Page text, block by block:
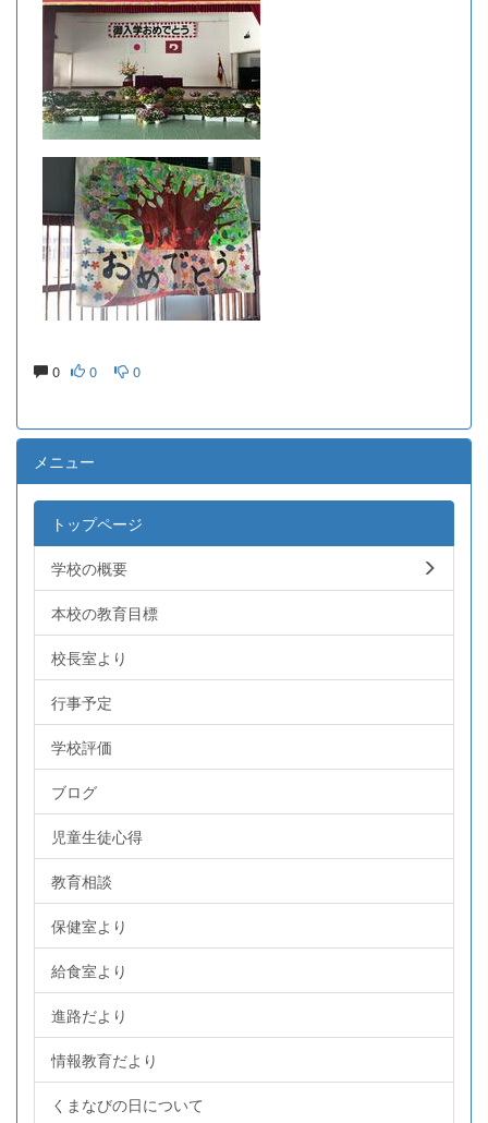
0 0 0
メニュー
トップページ
学校の概要
本校の教育目標
校長室より
行事予定
学校評価
ブログ
児童生徒心得
教育相談
保健室より
給食室より
進路だより
情報教育だより
くまなびの日について